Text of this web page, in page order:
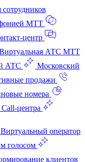
сотрудников
МТТ
АТС МТТ
АТС
Московский
продажи
номера
центра
Виртуальный оператор
голосом
клиентов